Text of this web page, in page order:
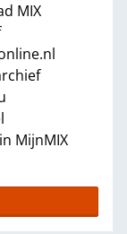
MIX
MijnMIX